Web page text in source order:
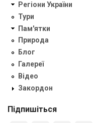
Регіони України
Тури
Пам'ятки
Природа
Блог
Галереї
Відео
Закордон
Підпишіться